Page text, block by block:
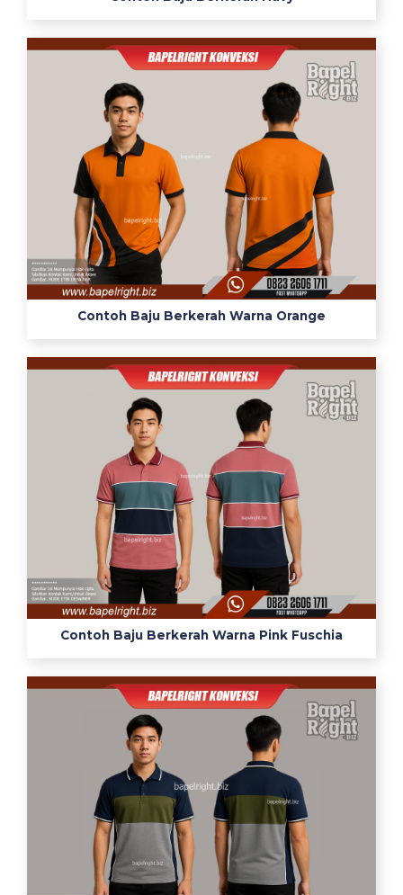
Contoh Baju Berkerah Warna Orange
Contoh Baju Berkerah Warna Pink Fuschia